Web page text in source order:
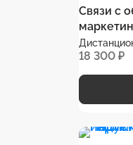
Связи с
18 300 ₽